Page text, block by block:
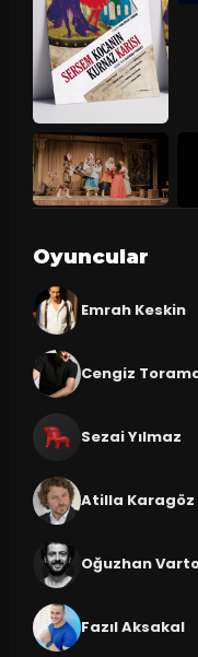
Oyuncular
Emrah Keskin
Cengiz
Sezai Yılmaz
Atilla Karagöz
Oğuzhan
Fazıl Aksakal